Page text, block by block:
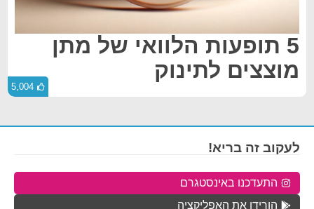
5 תופעות הלוואי של מתן
מוצצים לתינוק
5,004
לעקוב זה בריא!
התעדכנו באינסטגרם
הורידו את האפליקציה